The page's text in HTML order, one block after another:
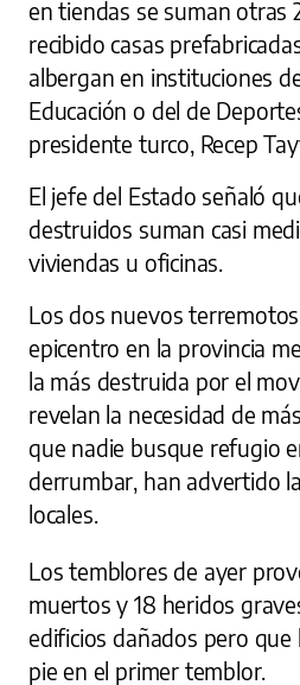
en tiendas se suman otras
recibido casas
albergan en instituciones
Educación o del de
presidente turco, Recep
El jefe del Estado señaló
destruidos suman casi
viviendas u oficinas.
Los dos nuevos
epicentro en la provincia
la más destruida por el
revelan la necesidad de
que nadie busque refugio
derrumbar, han advertido
locales.
Los temblores de ayer
muertos y 18 heridos
edificios dañados pero
pie en el primer temblor.